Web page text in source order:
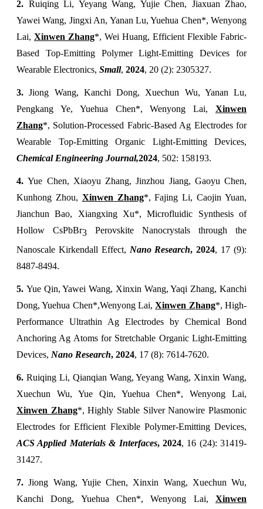
2. Ruiqing Li, Yeyang Wang, Yujie Chen, Jiaxuan Zhao,
Yawei Wang, Jingxi An, Yanan Lu, Yuehua Chen*, Wenyong
Lai, Xinwen Zhang*, Wei Huang, Efficient Flexible Fabric-
Based Top-Emitting Polymer Light-Emitting Devices for
Wearable Electronics, Small, 2024, 20 (2): 2305327.
3.Jiong Wang, Kanchi Dong, Xuechun Wu, Yanan Lu,
Pengkang Ye, Yuehua Chen*, Wenyong Lai, Xinwen
Zhang*, Solution-Processed Fabric-Based Ag Electrodes for
Wearable Top-Emitting Organic Light-Emitting Devices,
Chemical Engineering Journal,2024, 502: 158193.
4.Yue Chen, Xiaoyu Zhang, Jinzhou Jiang, Gaoyu Chen,
Kunhong Zhou, Xinwen Zhang*, Fajing Li, Caojin Yuan,
Jianchun Bao, Xiangxing Xu*, Microfluidic Synthesis of
Hollow CsPbBr3 Perovskite Nanocrystals through the
Nanoscale Kirkendall Effect, Nano Research, 2024, 17 (9):
8487-8494.
5. Yue Qin, Yawei Wang, Xinxin Wang, Yaqi Zhang, Kanchi
Dong, Yuehua Chen*,Wenyong Lai,Xinwen Zhang*, High-
Performance Ultrathin Ag Electrodes by Chemical Bond
Anchoring Ag Atoms for Stretchable Organic Light-Emitting
Devices, Nano Research, 2024, 17 (8): 7614-7620.
6. Ruiqing Li, Qianqian Wang, Yeyang Wang, Xinxin Wang,
Xuechun Wu, Yue Qin, Yuehua Chen*, Wenyong Lai,
Xinwen Zhang*, Highly Stable Silver Nanowire Plasmonic
Electrodes for Efficient Flexible Polymer-Emitting Devices,
ACS Applied Materials & Interfaces, 2024, 16 (24): 31419-
31427.
7.Jiong Wang, Yujie Chen, Xinxin Wang, Xuechun Wu,
Kanchi Dong, Yuehua Chen*, Wenyong Lai, Xinwen